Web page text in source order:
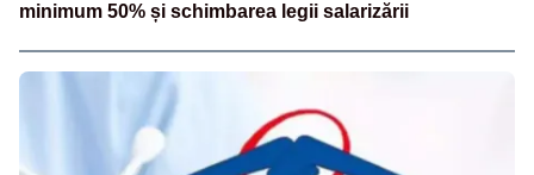
minimum 50% și schimbarea legii salarizării